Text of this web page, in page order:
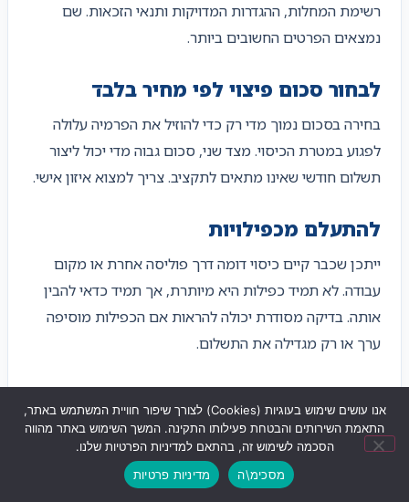
רשימת המחלות, ההגדרות המדויקות ותנאי הזכאות. שם
נמצאים הפרטים החשובים ביותר.
לבחור סכום פיצוי לפי מחיר בלבד
בחירה בסכום נמוך מדי רק כדי להוזיל את הפרמיה עלולה
לפגוע במטרת הכיסוי. מצד שני, סכום גבוה מדי יכול ליצור
תשלום חודשי שאינו מתאים לתקציב. צריך למצוא איזון אישי.
להתעלם מכפילויות
ייתכן שכבר קיים כיסוי דומה דרך פוליסה אחרת או מקום
עבודה. לא תמיד כפילות היא מיותרת, אך תמיד כדאי להבין
אותה. בדיקה מסודרת יכולה להראות אם הכפילות מוסיפה
ערך או רק מגדילה את התשלום.
לא לבדוק תקופת אכשרה
בפוליסות רבות קיימת תקופת אכשרה. המשמעות היא שלא
ניתן להשתמש בכיסוי מיד בכל מצב. לפני הצטרפות חשוב
להבין מתי הכיסוי נכנס לתוקף בפועל.
לחצו לחיוג
אנו עושים שימוש בעוגיות (Cookies) לצורך שיפור חוויית המשתמש באתר,
התאמת השירותים והבטחת פעילותו התקינה. המשך השימוש באתר מהווה
הסכמה לשימוש זה, בהתאם למדיניות הפרטיות שלנו.
מסכימ\ה
מדיניות פרטיות